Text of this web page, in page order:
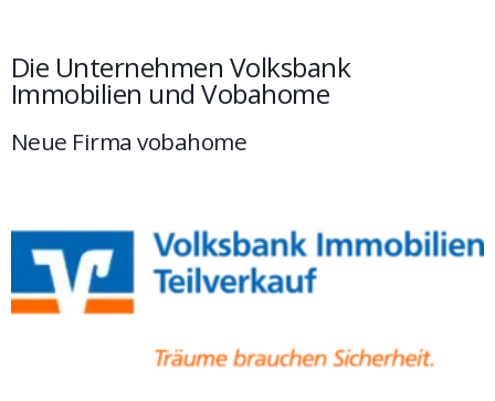
Die Unternehmen Volksbank
Immobilien und Vobahome
Neue Firma vobahome